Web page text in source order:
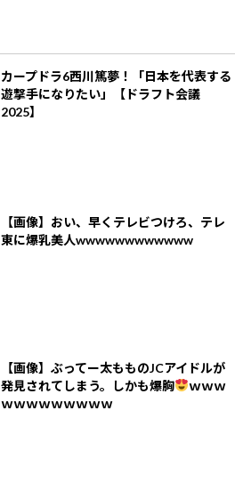
カープドラ6西川篤夢！「日本を代表する
遊撃手になりたい」【ドラフト会議
2025】
【画像】おい、早くテレビつけろ、テレ
東に爆乳美人wwwwwwwwwwww
【画像】ぶってー太もものJCアイドルが
発見されてしまう。しかも爆胸
ｗｗｗ
ｗｗｗｗｗｗｗｗｗ